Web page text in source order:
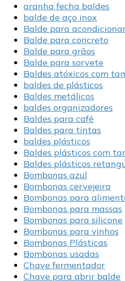
aranha fecha baldes
balde de aço inox
Balde para
Balde para concreto
Balde para grãos
Balde para sorvete
Baldes atóxicos com
baldes de plásticos
Baldes metálicos
baldes organizadores
Baldes para café
Baldes para tintas
baldes plásticos
Baldes plásticos com
Baldes plásticos
Bombonas azul
Bombonas cervejeira
Bombonas para
Bombonas para massas
Bombonas para silicone
Bombonas para vinhos
Bombonas Plásticas
Bombonas usadas
Chave fermentador
Chave para abrir balde